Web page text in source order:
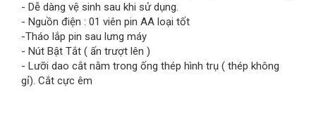
- Dễ dàng vệ sinh sau khi sử dụng.
- Nguồn điện : 01 viên pin AA loại tốt
-Tháo lắp pin sau lưng máy
- Nút Bật Tắt ( ấn trượt lên )
- Lưỡi dao cắt nằm trong ống thép hình trụ ( thép không
gỉ). Cắt cực êm